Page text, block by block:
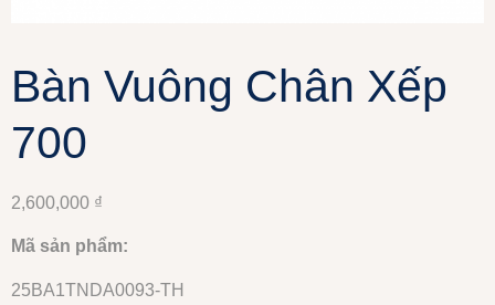
Bàn Vuông Chân Xếp
700
2,600,000 ₫
Mã sản phẩm:
25BA1TNDA0093-TH